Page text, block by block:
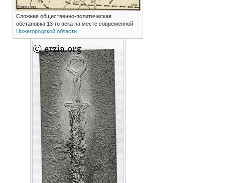
Сложная общественно-политическая
обстановка 13-го века на месте современной
Нижегородской области